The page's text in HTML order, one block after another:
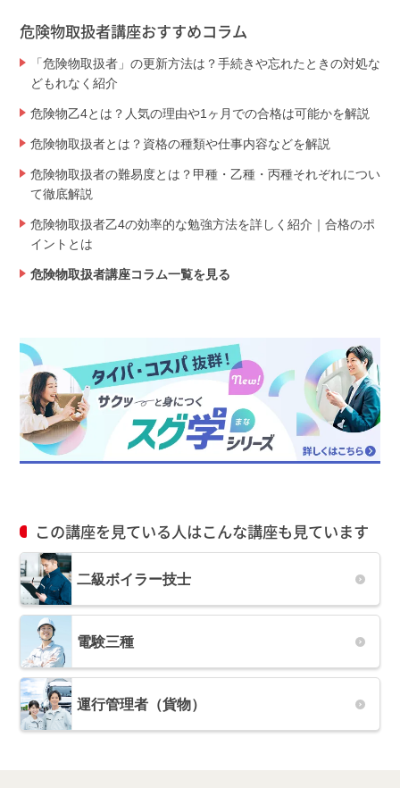
危険物取扱者講座おすすめコラム
「危険物取扱者」の更新方法は？手続きや忘れたときの対処な
どもれなく紹介
危険物乙4とは？人気の理由や1ヶ月での合格は可能かを解説
危険物取扱者とは？資格の種類や仕事内容などを解説
危険物取扱者の難易度とは？甲種・乙種・丙種それぞれについ
て徹底解説
危険物取扱者乙4の効率的な勉強方法を詳しく紹介｜合格のポ
イントとは
危険物取扱者講座コラム一覧を見る
この講座を見ている人はこんな講座も見ています
二級ボイラー技士
電験三種
運行管理者（貨物）